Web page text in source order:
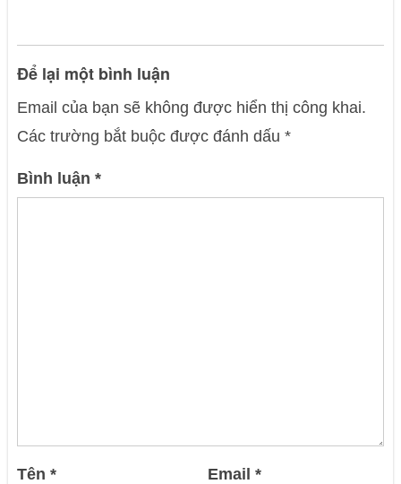
Để lại một bình luận
Email của bạn sẽ không được hiển thị công khai.
Các trường bắt buộc được đánh dấu*
Bình luận*
Tên* Email*